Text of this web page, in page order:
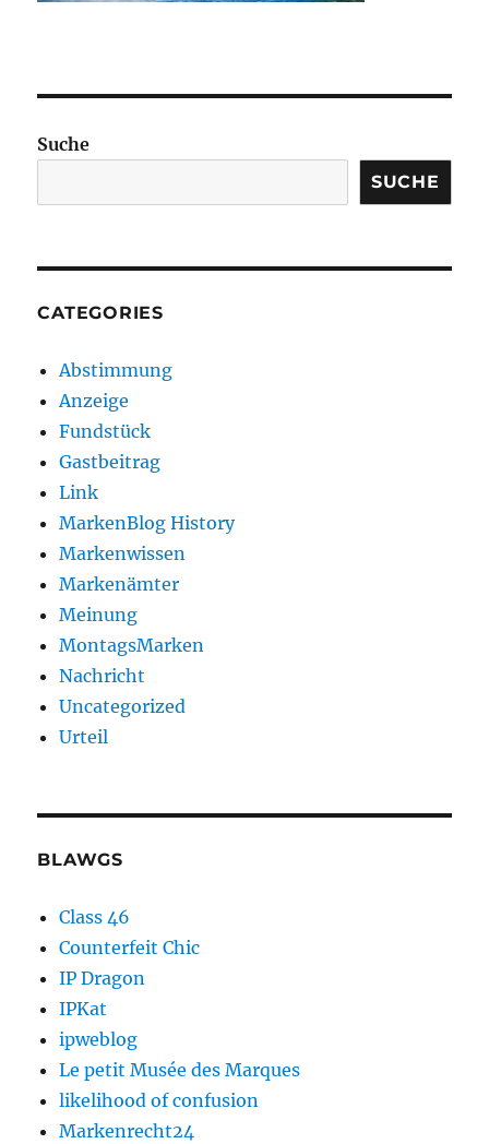
Suche
SUCHE
CATEGORIES
Abstimmung
Anzeige
Fundstück
Gastbeitrag
Link
MarkenBlog History
Markenwissen
Markenämter
Meinung
MontagsMarken
Nachricht
Uncategorized
Urteil
BLAWGS
Class 46
Counterfeit Chic
IP Dragon
IPKat
ipweblog
Le petit Musée des Marques
likelihood of confusion
Markenrecht24